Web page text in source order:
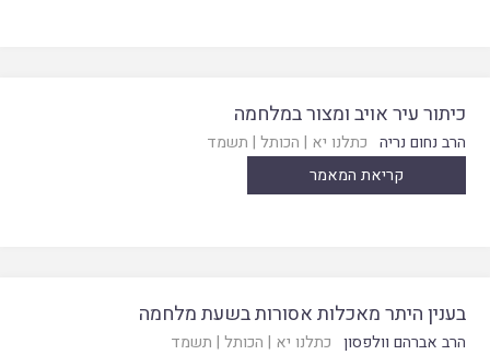
כיתור עיר אויב ומצור במלחמה
הרב נחום נריה כתלנו יא | הכותל | תשמד
קריאת המאמר
בענין היתר מאכלות אסורות בשעת מלחמה
הרב אברהם וולפסון כתלנו יא | הכותל | תשמד